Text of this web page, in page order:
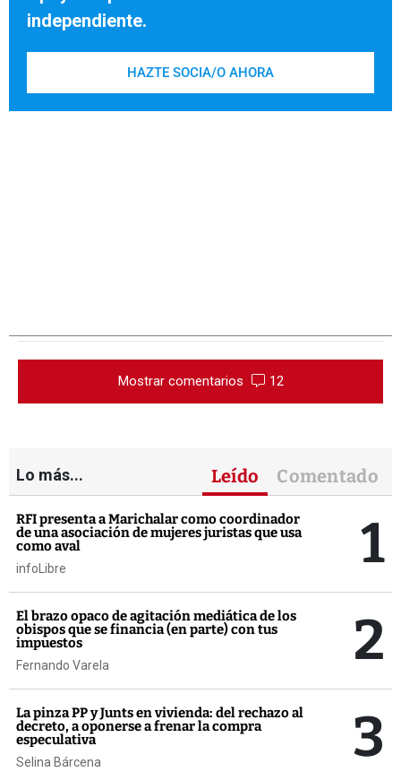
independiente.
HAZTE SOCIA/O AHORA
Mostrar comentarios 12
Lo más... Leído Comentado
RFI presenta a Marichalar como coordinador
de una asociación de mujeres juristas que usa
como aval
infoLibre 1
El brazo opaco de agitación mediática de los
obispos que se financia (en parte) con tus
impuestos
Fernando Varela 2
La pinza PP y Junts en vivienda: del rechazo al
decreto, a oponerse a frenar la compra
especulativa
Selina Bárcena 3